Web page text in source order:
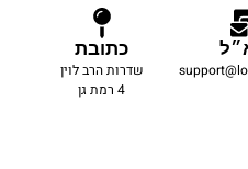
כתובת
שדרות הרב לוין
4 רמת גן